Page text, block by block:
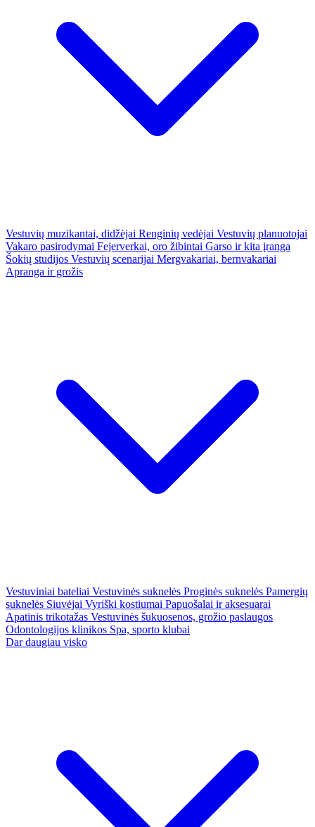
Vestuvių muzikantai, didžėjai Renginių vedėjai Vestuvių planuotojai
Vakaro pasirodymai Fejerverkai, oro žibintai Garso ir kita įranga
Šokių studijos Vestuvių scenarijai Mergvakariai, bernvakariai
Apranga ir grožis
Vestuviniai bateliai Vestuvinės suknelės Proginės suknelės Pamergių
suknelės Siuvėjai Vyriški kostiumai Papuošalai ir aksesuarai
Apatinis trikotažas Vestuvinės šukuosenos, grožio paslaugos
Odontologijos klinikos Spa, sporto klubai
Dar daugiau visko